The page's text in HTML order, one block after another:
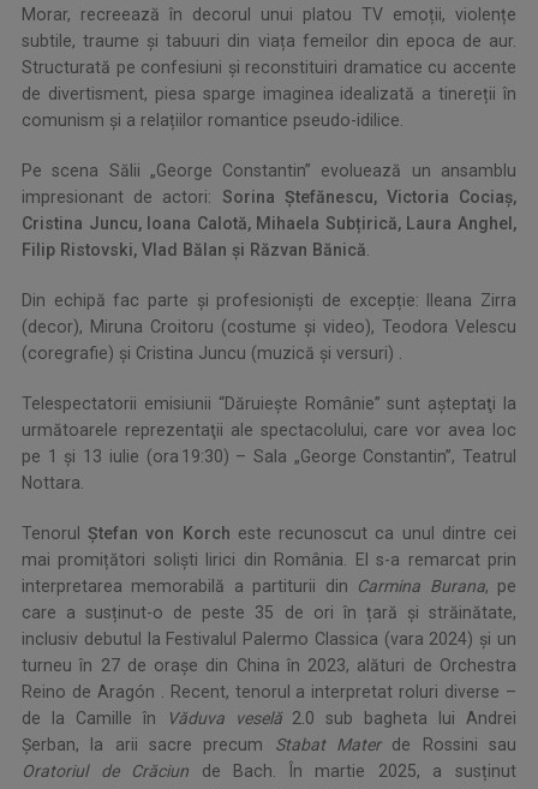
Morar, recreează în decorul unui platou TV emoții, violențe
subtile, traume și tabuuri din viața femeilor din epoca de aur.
Structurată pe confesiuni și reconstituiri dramatice cu accente
de divertisment, piesa sparge imaginea idealizată a tinereții în
comunism și a relațiilor romantice pseudo-idilice.
Pe scena Sălii „George Constantin” evoluează un ansamblu
impresionant de actori: Sorina Ștefănescu, Victoria Cociaș,
Cristina Juncu, Ioana Calotă, Mihaela Subțirică, Laura Anghel,
Filip Ristovski, Vlad Bălan și Răzvan Bănică.
Din echipă fac parte și profesioniști de excepție: Ileana Zirra
(decor), Miruna Croitoru (costume și video), Teodora Velescu
(coregrafie) și Cristina Juncu (muzică și versuri) .
Telespectatorii emisiunii “Dăruieşte Românie” sunt aşteptaţi la
următoarele reprezentaţii ale spectacolului, care vor avea loc
pe 1 și 13 iulie (ora 19:30) – Sala „George Constantin”, Teatrul
Nottara.
TenorulȘtefan von Korch este recunoscut ca unul dintre cei
mai promițători soliști lirici din România. El s-a remarcat prin
interpretarea memorabilă a partiturii din
Carmina Burana, pe
care a susținut-o de peste 35 de ori în țară și străinătate,
inclusiv debutul la Festivalul Palermo Classica (vara 2024) și un
turneu în 27 de orașe din China în 2023, alături de Orchestra
Reino de Aragón . Recent, tenorul a interpretat roluri diverse –
de la Camille în
Văduva veselă2.0 sub bagheta lui Andrei
Șerban, la arii sacre precum Stabat Materde Rossini sau
Oratoriul de Crăciun de Bach. În martie 2025, a susținut